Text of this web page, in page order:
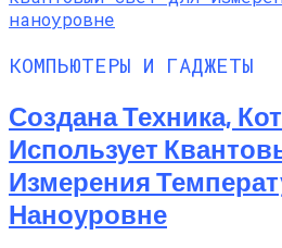
КОМПЬЮТЕРЫ И ГАДЖЕТЫ
Создана Техника,
Использует
Измерения
Наноуровне